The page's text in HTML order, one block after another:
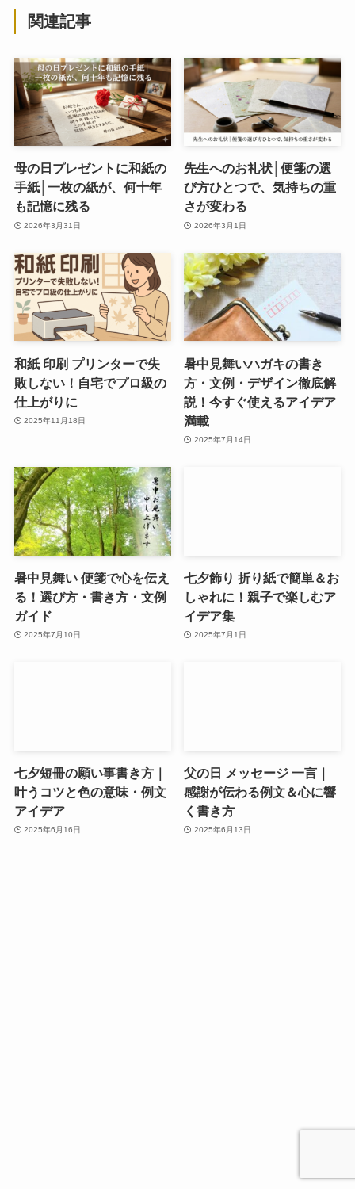
関連記事
母の日プレゼントに和紙の
手紙│一枚の紙が、何十年
も記憶に残る
2026年3月31日
先生へのお礼状│便箋の選
び方ひとつで、気持ちの重
さが変わる
2026年3月1日
和紙 印刷 プリンターで失
敗しない！自宅でプロ級の
仕上がりに
2025年11月18日
暑中見舞いハガキの書き
方・文例・デザイン徹底解
説！今すぐ使えるアイデア
満載
2025年7月14日
暑中見舞い 便箋で心を伝え
る！選び方・書き方・文例
ガイド
2025年7月10日
七夕飾り 折り紙で簡単＆お
しゃれに！親子で楽しむア
イデア集
2025年7月1日
七夕短冊の願い事書き方｜
叶うコツと色の意味・例文
アイデア
2025年6月16日
父の日 メッセージ 一言｜
感謝が伝わる例文＆心に響
く書き方
2025年6月13日